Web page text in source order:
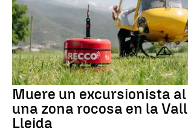
Muere un excursionista
una zona rocosa en la Vall
Lleida